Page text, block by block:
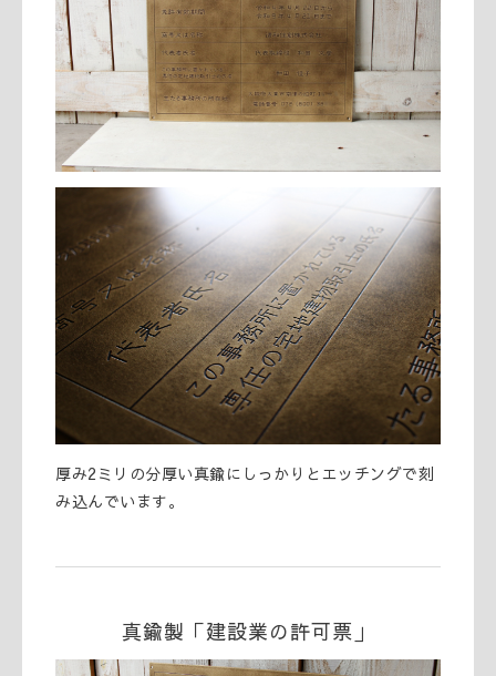
厚み2ミリの分厚い真鍮にしっかりとエッチングで刻
み込んでいます。
真鍮製「建設業の許可票」